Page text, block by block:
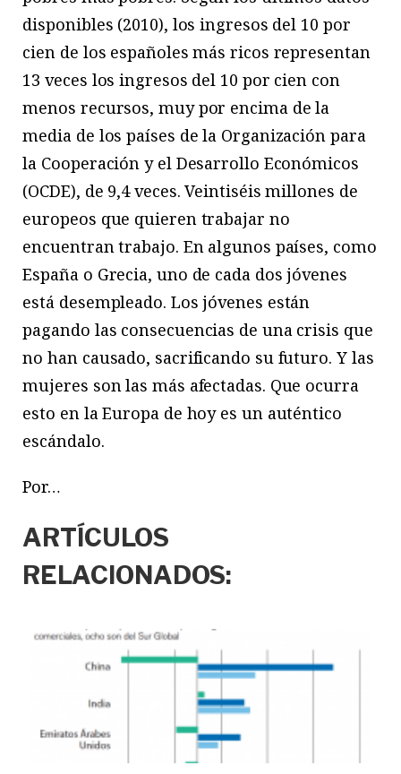
disponibles (2010), los ingresos del 10 por
cien de los españoles más ricos representan
13 veces los ingresos del 10 por cien con
menos recursos, muy por encima de la
media de los países de la Organización para
la Cooperación y el Desarrollo Económicos
(OCDE), de 9,4 veces. Veintiséis millones de
europeos que quieren trabajar no
encuentran trabajo. En algunos países, como
España o Grecia, uno de cada dos jóvenes
está desempleado. Los jóvenes están
pagando las consecuencias de una crisis que
no han causado, sacrificando su futuro. Y las
mujeres son las más afectadas. Que ocurra
esto en la Europa de hoy es un auténtico
escándalo.
Por…
ARTÍCULOS
RELACIONADOS: